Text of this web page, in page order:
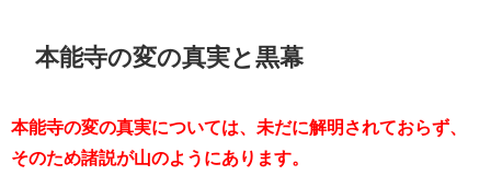
本能寺の変の真実と黒幕
本能寺の変の真実については、未だに解明されておらず、
そのため諸説が山のようにあります。